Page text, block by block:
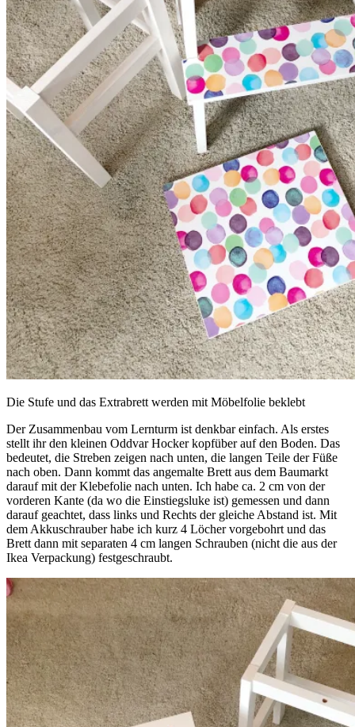
Die Stufe und das Extrabrett werden mit Möbelfolie beklebt
Der Zusammenbau vom Lernturm ist denkbar einfach. Als erstes
stellt ihr den kleinen Oddvar Hocker kopfüber auf den Boden. Das
bedeutet, die Streben zeigen nach unten, die langen Teile der Füße
nach oben. Dann kommt das angemalte Brett aus dem Baumarkt
darauf mit der Klebefolie nach unten. Ich habe ca. 2 cm von der
vorderen Kante (da wo die Einstiegsluke ist) gemessen und dann
darauf geachtet, dass links und Rechts der gleiche Abstand ist. Mit
dem Akkuschrauber habe ich kurz 4 Löcher vorgebohrt und das
Brett dann mit separaten 4 cm langen Schrauben (nicht die aus der
Ikea Verpackung) festgeschraubt.